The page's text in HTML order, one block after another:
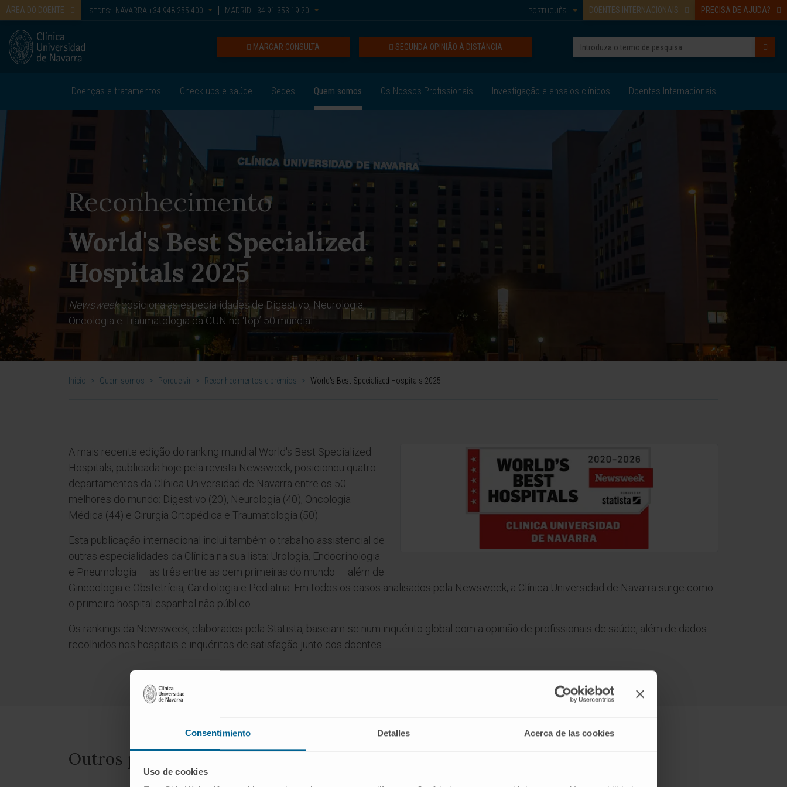
Consentimiento Detalles Acerca de las cookies
Uso de cookies
ÁREA DO DOENTE SEDES: NAVARRA +34 948 255 400 MADRID +34 91 353 19 20 DOENTES INTERNACIONAIS PRECISA DE AJUDA?
PORTUGUÊS
SEGUNDA OPINIÃO À DISTÂNCIA
MARCAR CONSULTA
Doenças e tratamentos Check-ups e saúde Sedes Quem somos Os Nossos Profissionais Investigação e ensaios clínicos Doentes Internacionais
Reconhecimento
World's Best Specialized
Hospitals 2025
Newsweekposiciona as especialidades de Digestivo, Neurologia,
Oncologia e Traumatologia da CUN no ‘top’ 50 mundial
Inicio > Quem somos > Porque vir > Reconhecimentos e prémios > World's Best Specialized Hospitals 2025
A mais recente edição do ranking mundial World's Best Specialized
Hospitals, publicada hoje pela revista Newsweek, posicionou quatro
departamentos da Clínica Universidad de Navarra entre os 50
melhores do mundo: Digestivo (20), Neurologia (40), Oncologia
Médica (44) e Cirurgia Ortopédica e Traumatologia (50).
Esta publicação internacional inclui também o trabalho assistencial de
outras especialidades da Clínica na sua lista: Urologia, Endocrinologia
e Pneumologia — as três entre as cem primeiras do mundo — além de
Ginecologia e Obstetrícia, Cardiologia e Pediatria. Em todos os casos analisados pela Newsweek, a Clínica Universidad de Navarra surge como
o primeiro hospital espanhol não público.
Os rankings da Newsweek, elaborados pela Statista, baseiam-se num inquérito global com a opinião de profissionais de saúde, além de dados
recolhidos nos hospitais e inquéritos de satisfação junto dos doentes.
Outros prémios e reconhecimentos